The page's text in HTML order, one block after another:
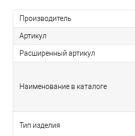
Производитель
Артикул
Расширенный артикул
Наименование в каталоге
Тип изделия